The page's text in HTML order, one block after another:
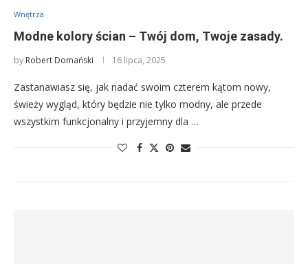
Wnętrza
Modne kolory ścian – Twój dom, Twoje zasady.
by Robert Domański 16 lipca, 2025
Zastanawiasz się, jak nadać swoim czterem kątom nowy,
świeży wygląd, który będzie nie tylko modny, ale przede
wszystkim funkcjonalny i przyjemny dla …